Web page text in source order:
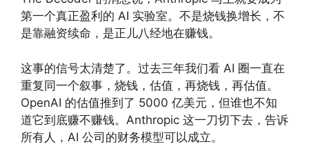
第一个真正盈利的 AI 实验室。不是烧钱换增长，不
是靠融资续命，是正儿八经地在赚钱。
这事的信号太清楚了。过去三年我们看 AI 圈一直在
重复同一个叙事，烧钱，估值，再烧钱，再估值。
OpenAI 的估值推到了 5000 亿美元，但谁也不知
道它到底赚不赚钱。Anthropic 这一刀切下去，告诉
所有人，AI 公司的财务模型可以成立。